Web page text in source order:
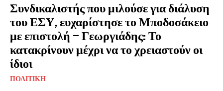
Συνδικαλιστής που μιλούσε για διάλυση
του ΕΣΥ, ευχαρίστησε το Μποδοσάκειο
με επιστολή – Γεωργιάδης: Το
κατακρίνουν μέχρι να το χρειαστούν οι
ίδιοι
ΠΟΛΙΤΙΚΗ